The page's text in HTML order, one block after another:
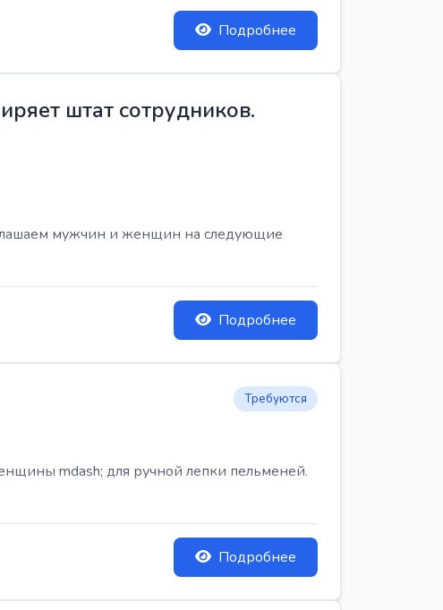
Подробнее
штат сотрудников.
мужчин и женщин на следующие
Подробнее
Требуются
mdash; для ручной лепки пельменей.
Подробнее